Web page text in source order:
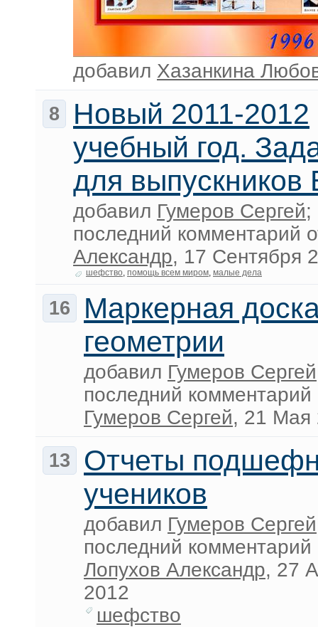
добавил Хазанкина
8
Новый 2011-2012
учебный год.
для
добавил Гумеров Сергей;
последний комментарий
Александр, 17 Сентября
шефство помощь всем миром малые дела
16
Маркерная
геометрии
добавил Гумеров Сергей
последний комментарий
Гумеров Сергей, 21 Мая
13
Отчеты
учеников
добавил Гумеров Сергей
последний комментарий
Лопухов Александр, 27
2012
шефство